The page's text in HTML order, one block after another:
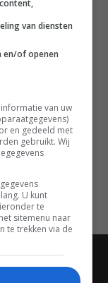
,
,Danielle
,Malika
van diensten
en/of openen
van uw
en gedeeld met
gebruikt. Wij
U kunt
te
sitemenu naar
te trekken via de